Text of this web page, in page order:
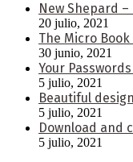
New Shepard
20 julio, 2021
The Micro
30 junio, 2021
Your
5 julio, 2021
Beautiful
5 julio, 2021
Download and
5 julio, 2021